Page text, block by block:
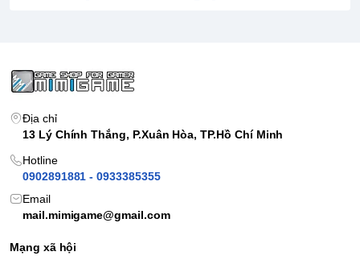
Địa chỉ
13 Lý Chính Thắng, P.Xuân Hòa, TP.Hồ Chí Minh
Hotline
0902891881 - 0933385355
Email
mail.mimigame@gmail.com
Mạng xã hội